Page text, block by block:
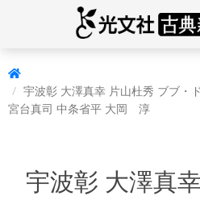
宇波彰 大澤真幸 片山杜秀 ブブ・
宮台真司 中条省平 大岡 淳
宇波彰 大澤真